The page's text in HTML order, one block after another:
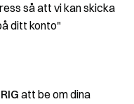
så att vi kan skicka
ditt konto"
att be om dina